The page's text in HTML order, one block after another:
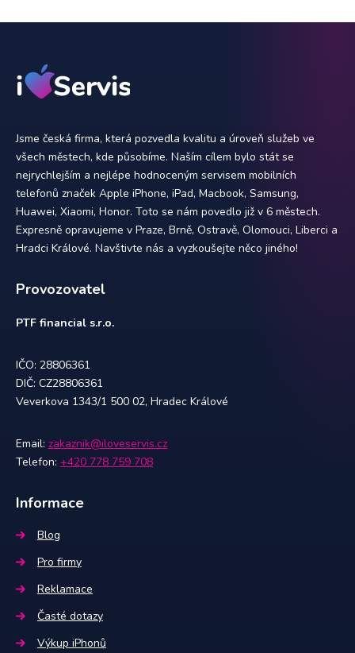
Jsme česká firma, která pozvedla kvalitu a úroveň služeb ve
všech městech, kde působíme. Naším cílem bylo stát se
nejrychlejším a nejlépe hodnoceným servisem mobilních
telefonů značek Apple iPhone, iPad, Macbook, Samsung,
Huawei, Xiaomi, Honor. Toto se nám povedlo již v 6 městech.
Expresně opravujeme v Praze, Brně, Ostravě, Olomouci, Liberci a
Hradci Králové. Navštivte nás a vyzkoušejte něco jiného!
Provozovatel
PTF financial s.r.o.
IČO: 28806361
DIČ: CZ28806361
Veverkova 1343/1 500 02, Hradec Králové
Email: zakaznik@iloveservis.cz
Telefon: +420 778 759 708
Informace
Blog
Pro firmy
Reklamace
Časté dotazy
Výkup iPhonů